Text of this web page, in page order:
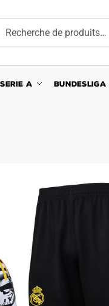
SERIE A BUNDESLIGA